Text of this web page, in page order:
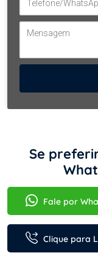
Se
Fale por
Clique para